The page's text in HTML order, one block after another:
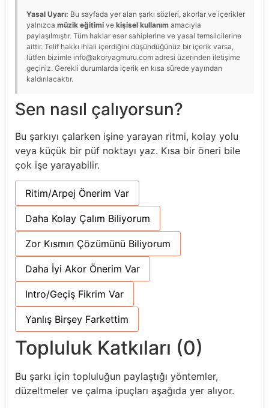
Yasal Uyarı: Bu sayfada yer alan şarkı sözleri, akorlar ve içerikler
yalnızca müzik eğitimi ve kişisel kullanım amacıyla
paylaşılmıştır. Tüm haklar eser sahiplerine ve yasal temsilcilerine
aittir. Telif hakkı ihlali içerdiğini düşündüğünüz bir içerik varsa,
lütfen bizimle info@akoryagmuru.com adresi üzerinden iletişime
geçiniz. Gerekli durumlarda içerik en kısa sürede yayından
kaldırılacaktır.
Sen nasıl çalıyorsun?
Bu şarkıyı çalarken işine yarayan ritmi, kolay yolu
veya küçük bir püf noktayı yaz. Kısa bir öneri bile
çok işe yarayabilir.
Ritim/Arpej Önerim Var
Daha Kolay Çalım Biliyorum
Zor Kısmın Çözümünü Biliyorum
Daha İyi Akor Önerim Var
Intro/Geçiş Fikrim Var
Yanlış Birşey Farkettim
Topluluk Katkıları (0)
Bu şarkı için topluluğun paylaştığı yöntemler,
düzeltmeler ve çalma ipuçları aşağıda yer alıyor.